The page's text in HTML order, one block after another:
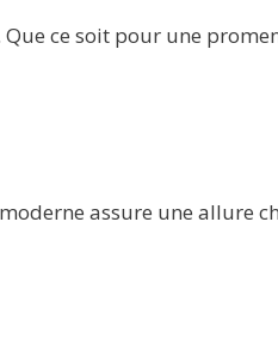
ce soit pour une
assure une allure